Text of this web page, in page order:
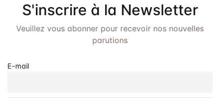
S'inscrire à la Newsletter
Veuillez vous abonner pour recevoir nos nouvelles
parutions
E-mail